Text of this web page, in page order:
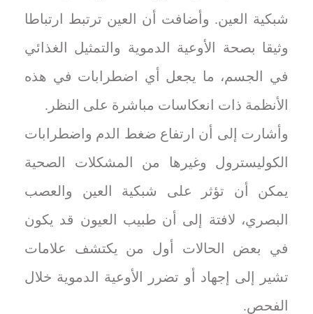
شبكية العين. وأضافت أن العين ترتبط ارتباطا
وثيقا بصحة الأوعية الدموية والتمثيل الغذائي
في الجسم، ما يجعل أي اضطرابات في هذه
الأنظمة ذات انعكاسات مباشرة على النظر.
وأشارت إلى أن ارتفاع ضغط الدم واضطرابات
الكوليسترول وغيرها من المشكلات الصحية
يمكن أن تؤثر على شبكية العين والعصب
البصري، لافتة إلى أن طبيب العيون قد يكون
في بعض الحالات أول من يكتشف علامات
تشير إلى إجهاد أو تضرر الأوعية الدموية خلال
الفحص.